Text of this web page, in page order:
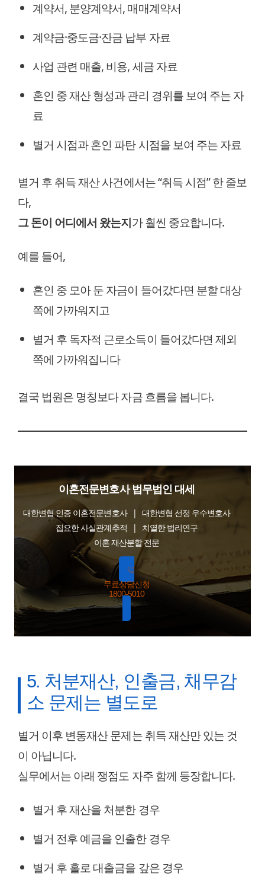
계약서, 분양계약서, 매매계약서
계약금·중도금·잔금 납부 자료
사업 관련 매출, 비용, 세금 자료
혼인 중 재산 형성과 관리 경위를 보여 주는 자
료
별거 시점과 혼인 파탄 시점을 보여 주는 자료
별거 후 취득 재산 사건에서는 “취득 시점” 한 줄보
다,
그 돈이 어디에서 왔는지가 훨씬 중요합니다.
예를 들어,
혼인 중 모아 둔 자금이 들어갔다면 분할 대상
쪽에 가까워지고
별거 후 독자적 근로소득이 들어갔다면 제외
쪽에 가까워집니다
결국 법원은 명칭보다 자금 흐름을 봅니다.
이혼전문변호사 법무법인 대세
대한변협 인증 이혼전문변호사 | 대한변협 선정 우수변호사
집요한 사실관계추적 | 치열한 법리연구
이혼 재산분할 전문
무료상담신청
1800-5010
5. 처분재산, 인출금, 채무감
소 문제는 별도로
별거 이후 변동재산 문제는 취득 재산만 있는 것
이 아닙니다.
실무에서는 아래 쟁점도 자주 함께 등장합니다.
별거 후 재산을 처분한 경우
별거 전후 예금을 인출한 경우
별거 후 홀로 대출금을 갚은 경우